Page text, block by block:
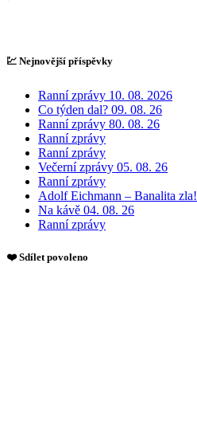
💹 Nejnovější příspěvky
Ranní zprávy 10. 08. 2026
Co týden dal? 09. 08. 26
Ranní zprávy 80. 08. 26
Ranní zprávy
Ranní zprávy
Večerní zprávy 05. 08. 26
Ranní zprávy
Adolf Eichmann – Banalita zla!
Na kávě 04. 08. 26
Ranní zprávy
❤️ Sdílet povoleno